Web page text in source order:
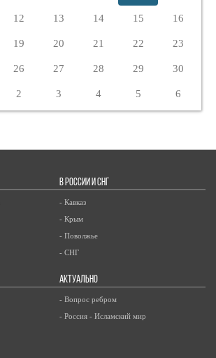
12 13 14 15 16
19 20 21 22 23
26 27 28 29 30
2 3 4 5 6
В РОССИИ И СНГ
- Кавказ
- Крым
- Поволжье
- СНГ
АКТУАЛЬНО
- Вопрос ребром
- Россия - Исламский мир